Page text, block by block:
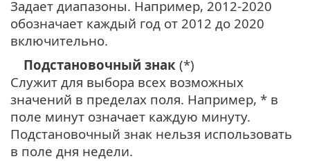
Задает диапазоны. Например, 2012-2020
обозначает каждый год от 2012 до 2020
включительно.
Подстановочный знак (*)
Служит для выбора всех возможных
значений в пределах поля. Например, * в
поле минут означает каждую минуту.
Подстановочный знак нельзя использовать
в поле дня недели.